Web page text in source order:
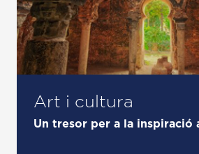
Art i cultura
Un tresor per a la inspiració